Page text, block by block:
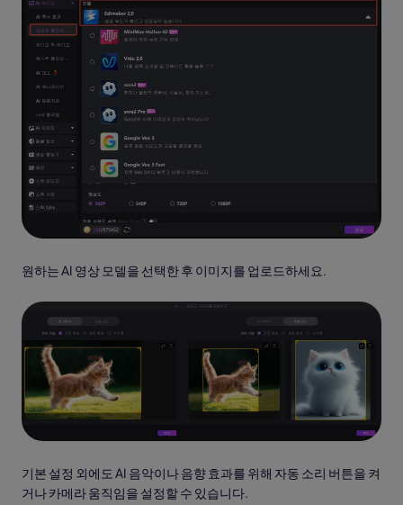
원하는 AI 영상 모델을 선택한 후 이미지를 업로드하세요.
기본 설정 외에도 AI 음악이나 음향 효과를 위해 자동 소리 버튼을 켜
거나 카메라 움직임을 설정할 수 있습니다.